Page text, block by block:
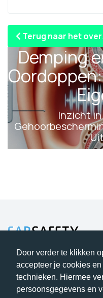
Door verder te klikken
accepteer je cookies
technieken. Hiermee
persoonsgegevens en
Terug naar het
Demping
Inzicht
Bescherming waar u op
hoort.